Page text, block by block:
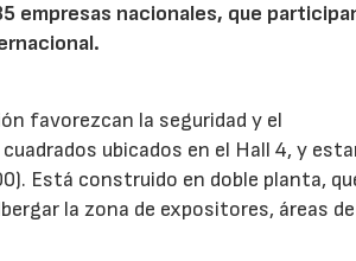
empresas nacionales, que
favorezcan la seguridad y el
ubicados en el Hall 4, y
Está construido en doble planta,
la zona de expositores, áreas de